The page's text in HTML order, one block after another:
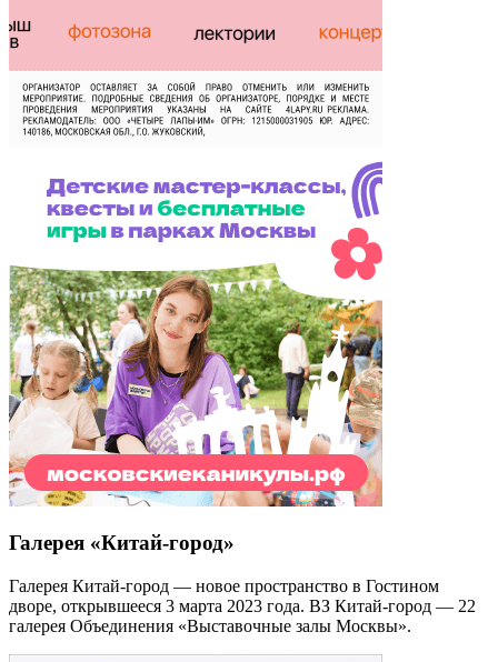
Галерея «Китай-город»
Галерея Китай-город — новое пространство в Гостином
дворе, открывшееся 3 марта 2023 года. ВЗ Китай-город — 22
галерея Объединения «Выставочные залы Москвы».